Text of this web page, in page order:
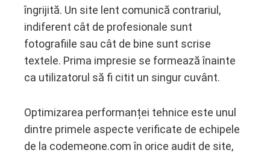
îngrijită. Un site lent comunică contrariul,
indiferent cât de profesionale sunt
fotografiile sau cât de bine sunt scrise
textele. Prima impresie se formează înainte
ca utilizatorul să fi citit un singur cuvânt.
Optimizarea performanței tehnice este unul
dintre primele aspecte verificate de echipele
de la codemeone.com în orice audit de site,